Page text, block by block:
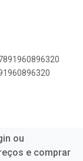
ou
e comprar